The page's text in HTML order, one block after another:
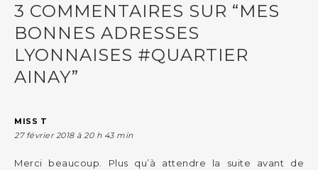
3 COMMENTAIRES SUR “MES
BONNES ADRESSES
LYONNAISES #QUARTIER
AINAY”
MISS T
27 février 2018 à 20 h 43 min
Merci beaucoup. Plus qu’à attendre la suite avant de